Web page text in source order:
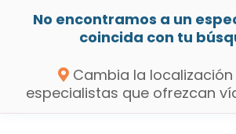
No encontramos a un
coincida con tu
Cambia la
especialistas que ofrezcan